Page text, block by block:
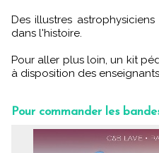
Des illustres
dans l'histoire.
Pour aller plus loin, un kit
à disposition des
Pour commander les